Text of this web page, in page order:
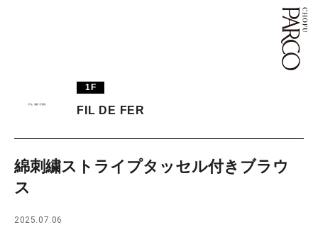
TAX FREE
日本語
1F
FIL DE FER
綿刺繍ストライプタッセル付きブラウ
ス
2025.07.06